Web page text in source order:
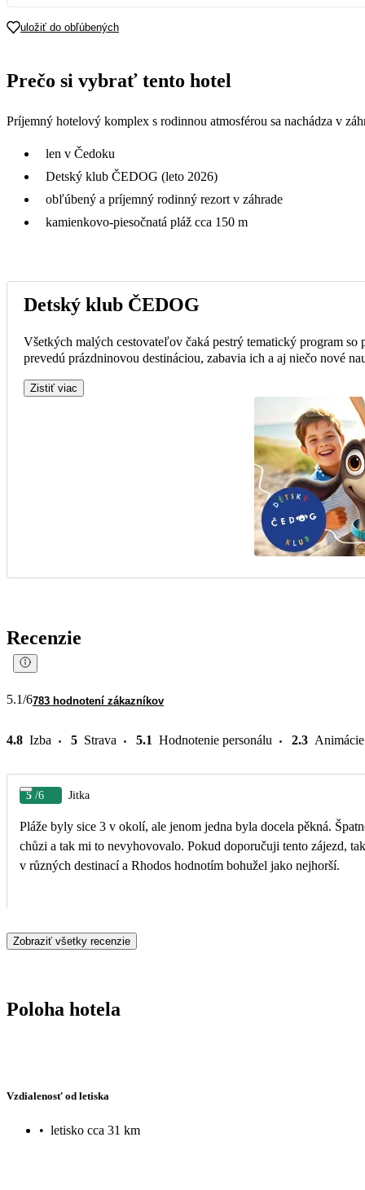
810
uložiť do obľúbených
Prečo si vybrať tento hotel
Príjemný hotelový komplex s rodinnou atmosférou sa nachádza v
len v Čedoku
Detský klub ČEDOG (leto 2026)
obľúbený a príjemný rodinný rezort v záhrade
kamienkovo-piesočnatá pláž cca 150 m
Detský klub ČEDOG
Všetkých malých cestovateľov čaká pestrý tematický program
prevedú prázdninovou destináciou, zabavia ich a aj niečo nové
Zistiť viac
Recenzie
5.1/6783 hodnotení zákazníkov
4.8 Izba 5 Strava 5.1 Hodnotenie personálu 2.3 Animácie
5 /6 Jitka
Pláže byly sice 3 v okolí, ale jenom jedna byla docela pěkná. Špatně se vycházelo z vody, bylo to příkré. Bohužel mám problémy s
chůzi a tak mi to nevyhovovalo. Pokud doporučuji tento zájezd, tak jenom pro mladší a zdravé klienty. Byla jsem v Řecku několikrát
v různých destinací a Rhodos hodnotím bohužel jako nejhorší.
Zobraziť všetky recenzie
Poloha hotela
Vzdialenosť od letiska
• letisko cca 31 km